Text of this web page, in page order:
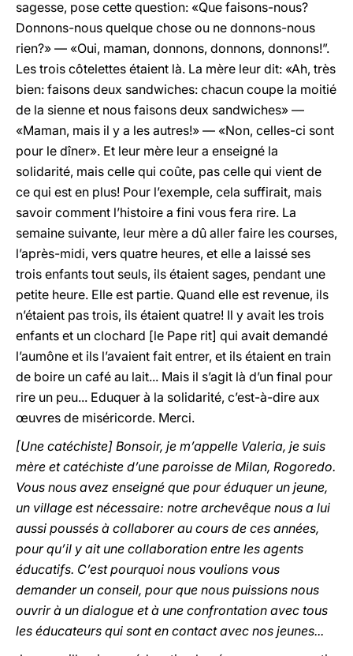
sagesse, pose cette question: «Que faisons-nous?
Donnons-nous quelque chose ou ne donnons-nous
rien?» — «Oui, maman, donnons, donnons, donnons!”.
Les trois côtelettes étaient là. La mère leur dit: «Ah, très
bien: faisons deux sandwiches: chacun coupe la moitié
de la sienne et nous faisons deux sandwiches» —
«Maman, mais il y a les autres!» — «Non, celles-ci sont
pour le dîner». Et leur mère leur a enseigné la
solidarité, mais celle qui coûte, pas celle qui vient de
ce qui est en plus! Pour l’exemple, cela suffirait, mais
savoir comment l’histoire a fini vous fera rire. La
semaine suivante, leur mère a dû aller faire les courses,
l’après-midi, vers quatre heures, et elle a laissé ses
trois enfants tout seuls, ils étaient sages, pendant une
petite heure. Elle est partie. Quand elle est revenue, ils
n’étaient pas trois, ils étaient quatre! Il y avait les trois
enfants et un clochard [le Pape rit] qui avait demandé
l’aumône et ils l’avaient fait entrer, et ils étaient en train
de boire un café au lait... Mais il s’agit là d’un final pour
rire un peu... Eduquer à la solidarité, c’est-à-dire aux
œuvres de miséricorde. Merci.
[Une catéchiste] Bonsoir, je m’appelle Valeria, je suis
mère et catéchiste d’une paroisse de Milan, Rogoredo.
Vous nous avez enseigné que pour éduquer un jeune,
un village est nécessaire: notre archevêque nous a lui
aussi poussés à collaborer au cours de ces années,
pour qu’il y ait une collaboration entre les agents
éducatifs. C’est pourquoi nous voulions vous
demander un conseil, pour que nous puissions nous
ouvrir à un dialogue et à une confrontation avec tous
les éducateurs qui sont en contact avec nos jeunes...